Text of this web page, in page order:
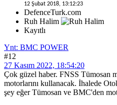
12 Şubat 2018, 13:12:23
DefenceTurk.com
Ruh Halim
Kayıtlı
Ynt: BMC POWER
#12
27 Kasım 2022, 18:54:20
Çok güzel haber. FNSS Tümosan
motorlarını kullanacak. İhalede
şey eğer Tümosan ve BMC'den